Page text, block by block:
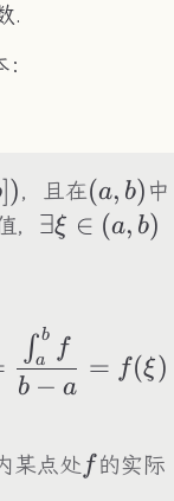
.
])，且在(a,b)
(a, b) 中
， ∃ξ ∈ (a, b)
b − a
∫a
b
f
= f(ξ)
某点处 ff 的实际